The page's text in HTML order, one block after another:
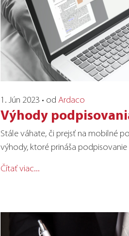
1. Jún 2023 • od Ardaco
Výhody
Stále váhate, či prejsť na mobilné
výhody, ktoré prináša
Čítať viac...